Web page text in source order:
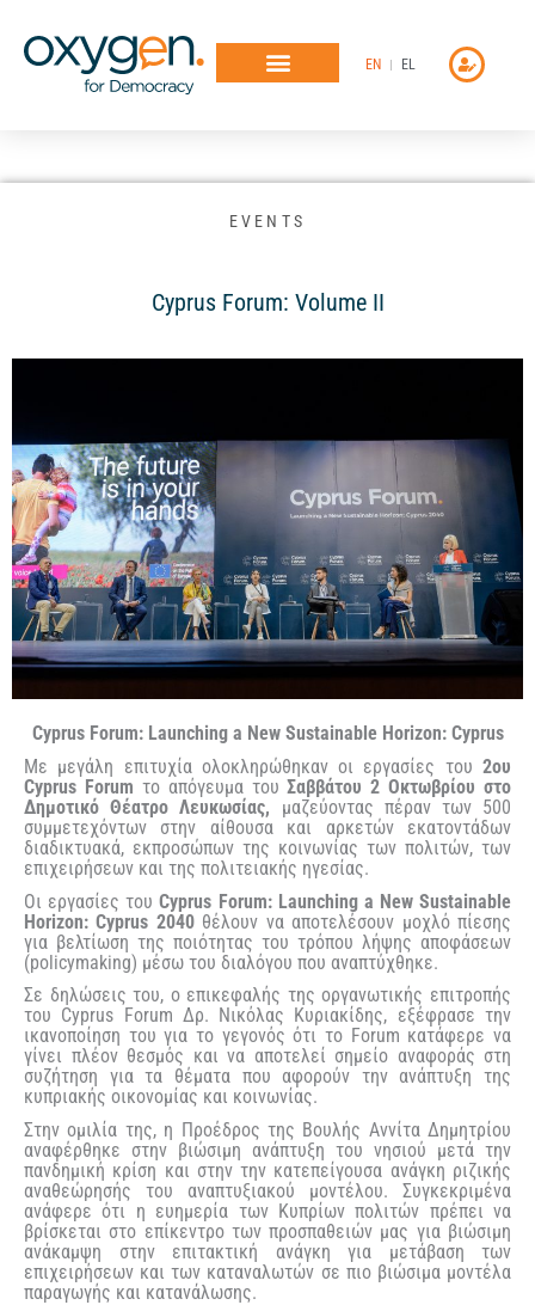
στο
περιεχόμενο
EN EL
EVENTS
Cyprus Forum: Volume II
Cyprus Forum: Launching a New Sustainable Horizon: Cyprus
Με μεγάλη επιτυχία ολοκληρώθηκαν οι εργασίες του 2ου
Cyprus Forum το απόγευμα τουΣαββάτου 2 Οκτωβρίου στο
Δημοτικό Θέατρο Λευκωσίας, μαζεύοντας πέραν των 500
συμμετεχόντων στην αίθουσα και αρκετών εκατοντάδων
διαδικτυακά, εκπροσώπων της κοινωνίας των πολιτών, των
επιχειρήσεων και της πολιτειακής ηγεσίας.
Οι εργασίες τουCyprus Forum: Launching a New Sustainable
Horizon: Cyprus 2040 θέλουν να αποτελέσουν μοχλό πίεσης
για βελτίωση της ποιότητας του τρόπου λήψης αποφάσεων
(policymaking) μέσω του διαλόγου που αναπτύχθηκε.
Σε δηλώσεις του, ο επικεφαλής της οργανωτικής επιτροπής
του Cyprus Forum Δρ. Νικόλας Κυριακίδης, εξέφρασε την
ικανοποίηση του για το γεγονός ότι το Forum κατάφερε να
γίνει πλέον θεσμός και να αποτελεί σημείο αναφοράς στη
συζήτηση για τα θέματα που αφορούν την ανάπτυξη της
κυπριακής οικονομίας και κοινωνίας.
Στην ομιλία της, η Προέδρος της Βουλής Αννίτα Δημητρίου
αναφέρθηκε στην βιώσιμη ανάπτυξη του νησιού μετά την
πανδημική κρίση και στην την κατεπείγουσα ανάγκη ριζικής
αναθεώρησής του αναπτυξιακού μοντέλου. Συγκεκριμένα
ανάφερε ότι η ευημερία των Κυπρίων πολιτών πρέπει να
βρίσκεται στο επίκεντρο των προσπαθειών μας για βιώσιμη
ανάκαμψη στην επιτακτική ανάγκη για μετάβαση των
επιχειρήσεων και των καταναλωτών σε πιο βιώσιμα μοντέλα
παραγωγής και κατανάλωσης.